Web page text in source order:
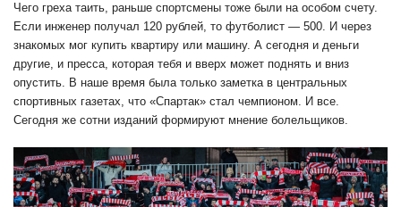
Чего греха таить, раньше спортсмены тоже были на особом счету.
Если инженер получал 120 рублей, то футболист — 500. И через
знакомых мог купить квартиру или машину. А сегодня и деньги
другие, и пресса, которая тебя и вверх может поднять и вниз
опустить. В наше время была только заметка в центральных
спортивных газетах, что «Спартак» стал чемпионом. И все.
Сегодня же сотни изданий формируют мнение болельщиков.